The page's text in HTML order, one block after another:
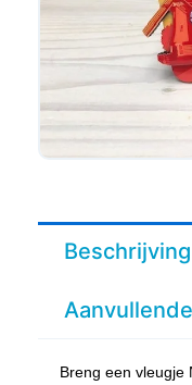
Beschrijving
Breng een vleugje